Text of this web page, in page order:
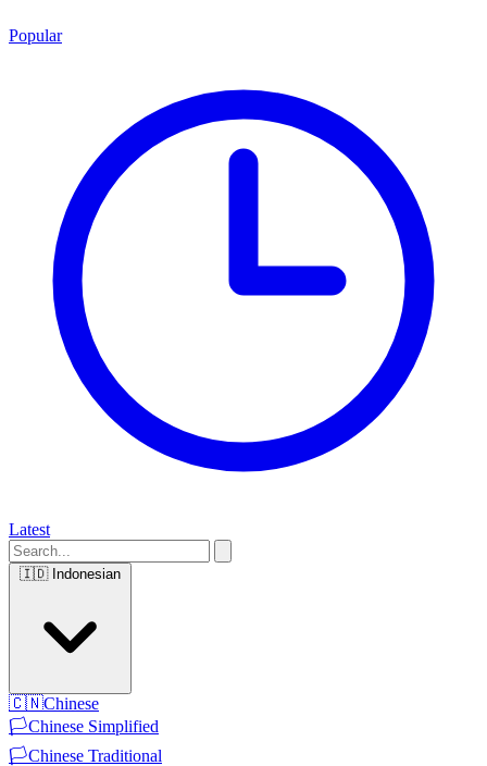
Popular
Latest
🇮🇩 Indonesian
🇨🇳Chinese
🏳️Chinese Simplified
🏳️Chinese Traditional